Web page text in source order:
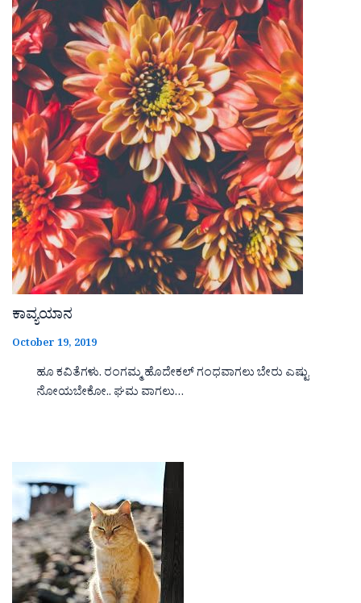
ಕಾವ್ಯಯಾನ
October 19, 2019
ಹೂ ಕವಿತೆಗಳು. ರಂಗಮ್ಮ ಹೊದೇಕಲ್ ಗಂಧವಾಗಲು ಬೇರು ಎಷ್ಟು
ನೋಯಬೇಕೋ.. ಘಮ ವಾಗಲು…